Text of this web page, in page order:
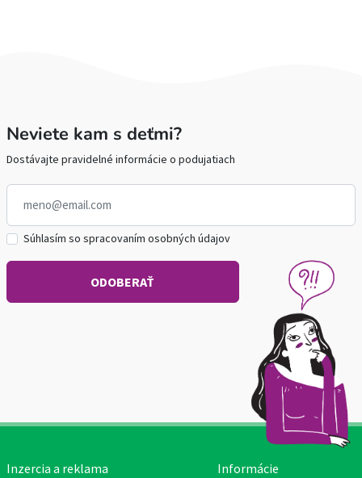
Neviete kam s deťmi?
Dostávajte pravidelné informácie o podujatiach
Súhlasím so spracovaním osobných údajov
Inzercia a reklama
Informácie